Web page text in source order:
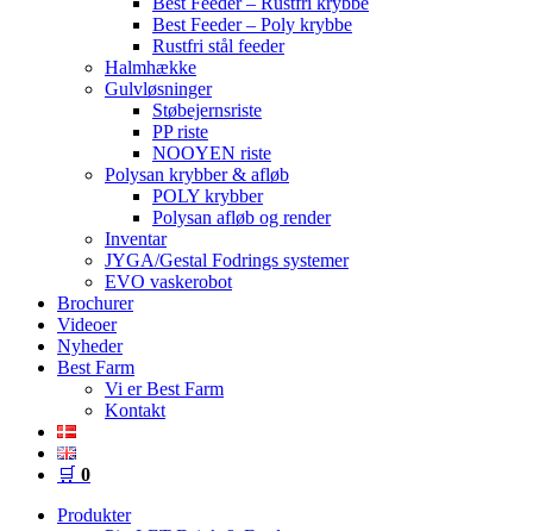
Best Feeder – Poly krybbe
Rustfri stål feeder
Halmhække
Gulvløsninger
Støbejernsriste
PP riste
NOOYEN riste
Polysan krybber & afløb
POLY krybber
Polysan afløb og render
Inventar
JYGA/Gestal Fodrings systemer
EVO vaskerobot
Brochurer
Videoer
Nyheder
Best Farm
Vi er Best Farm
Kontakt
🛒 0
Produkter